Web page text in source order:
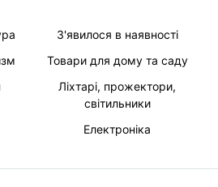
З'явилося в наявності
Товари для дому та саду
Ліхтарі, прожектори,
світильники
Електроніка